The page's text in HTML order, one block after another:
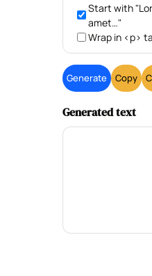
Start with
amet…"
Wrap in <p>
Generate Copy
Generated text